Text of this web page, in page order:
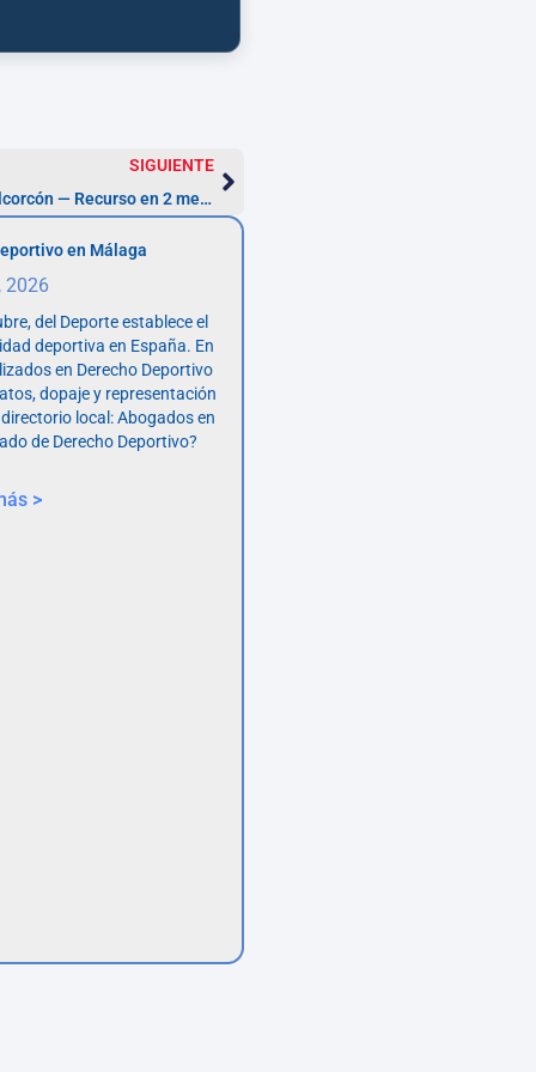
SIGUIENTE
Abogado Derecho Administrativo Alcorcón — Recurso en 2 meses
en Málaga
2026
del Deporte establece el
deportiva en España. En
en Derecho Deportivo
dopaje y representación
local: Abogados en
de Derecho Deportivo?
>